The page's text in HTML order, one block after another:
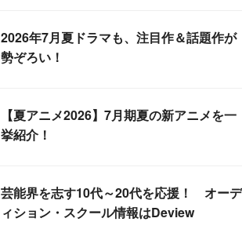
2026年7月夏ドラマも、注目作＆話題作が
勢ぞろい！
【夏アニメ2026】7月期夏の新アニメを一
挙紹介！
芸能界を志す10代～20代を応援！ オーデ
ィション・スクール情報はDeview